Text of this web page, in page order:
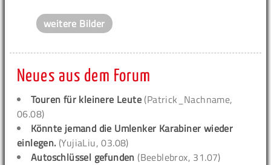
weitere Bilder
Neues aus dem Forum
Touren für kleinere Leute (Patrick_Nachname,
06.08)
Könnte jemand die Umlenker Karabiner wieder
einlegen. (YujiaLiu, 03.08)
Autoschlüssel gefunden (Beeblebrox, 31.07)